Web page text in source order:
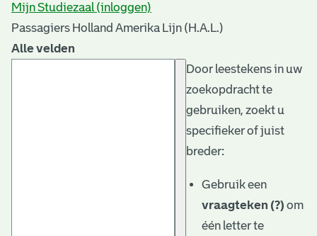
Mijn Studiezaal (inloggen)
Passagiers Holland Amerika Lijn (H.A.L.)
Alle velden
Door leestekens in uw
zoekopdracht te
gebruiken, zoekt u
specifieker of juist
breder:
Gebruik een
vraagteken (?) om
één letter te